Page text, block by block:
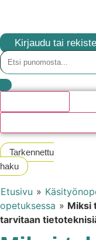
Kirjaudu tai
Tarkennettu
haku
Etusivu »
opetuksessa » Miksi
tarvitaan